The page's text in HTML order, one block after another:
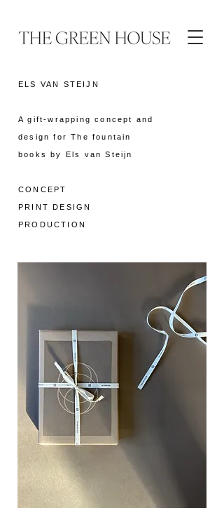
ELS VAN STEIJN
A gift-wrapping concept and
design for The fountain
books by Els van Steijn
CONCEPT
PRINT DESIGN
PRODUCTION